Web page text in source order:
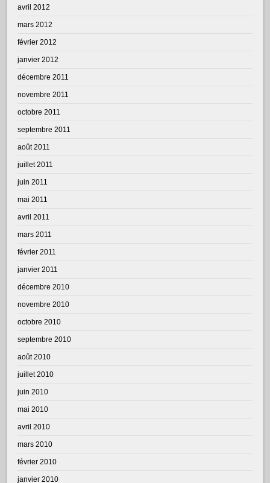
avril 2012
mars 2012
février 2012
janvier 2012
décembre 2011
novembre 2011
octobre 2011
septembre 2011
août 2011
juillet 2011
juin 2011
mai 2011
avril 2011
mars 2011
février 2011
janvier 2011
décembre 2010
novembre 2010
octobre 2010
septembre 2010
août 2010
juillet 2010
juin 2010
mai 2010
avril 2010
mars 2010
février 2010
janvier 2010